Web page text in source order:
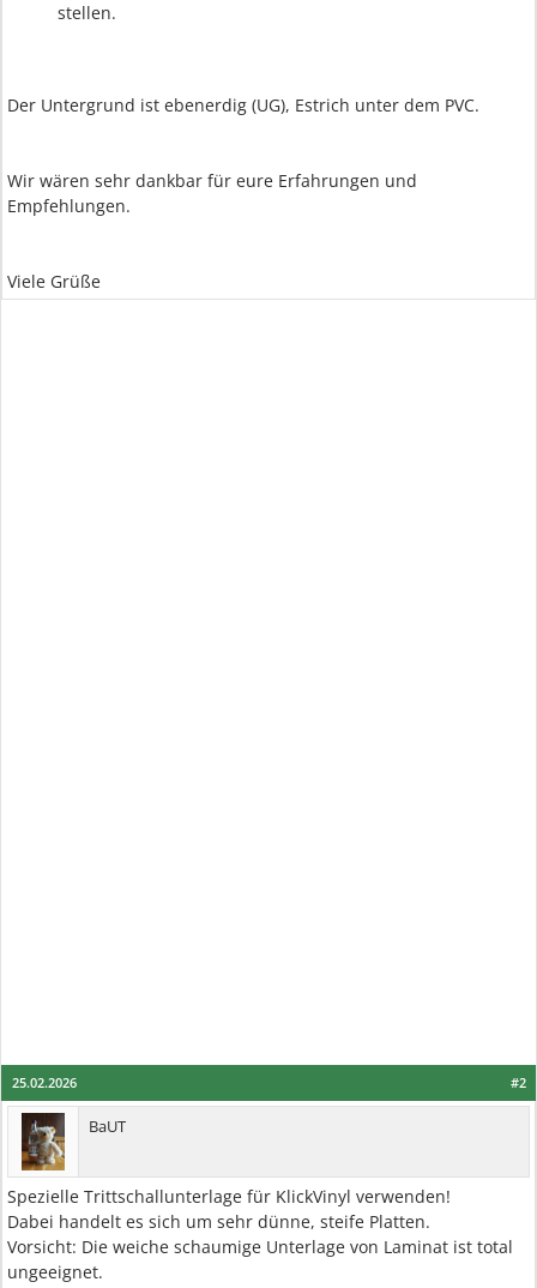
stellen.
Der Untergrund ist ebenerdig (UG), Estrich unter dem PVC.
Wir wären sehr dankbar für eure Erfahrungen und
Empfehlungen.
Viele Grüße
#2
25.02.2026
BaUT
Spezielle Trittschallunterlage für KlickVinyl verwenden!
Dabei handelt es sich um sehr dünne, steife Platten.
Vorsicht: Die weiche schaumige Unterlage von Laminat ist total
ungeeignet.